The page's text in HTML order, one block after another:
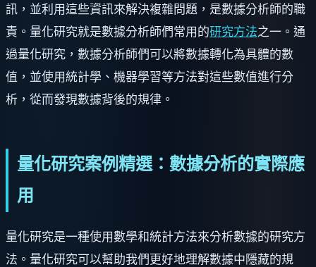
訊，並利用這些資訊來解決複雜問題，是數據分析師的職
責。量化研究就是數據分析師們常用的研究方法之一。通
過量化研究，數據分析師們可以將數據轉化為具體的數
值，並使用統計學、機器學習等方法對這些數值進行分
析，從而發現數據背後的規律。
量化研究案例精選：數據分析的實際應
用
量化研究是一種使用數學和統計方法來分析數據的研究方
法。量化研究可以幫助我們更好地理解數據中隱藏的規